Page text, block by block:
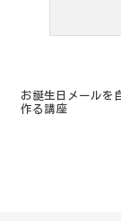
お誕生日メールを
作る講座